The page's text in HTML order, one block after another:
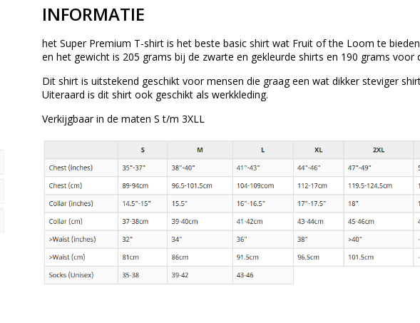
INFORMATIE
het Super Premium T-shirt is het beste basic shirt wat Fruit of the Loom te
en het gewicht is 205 grams bij de zwarte en gekleurde shirts en 190 grams
Dit shirt is uitstekend geschikt voor mensen die graag een wat dikker steviger
Uiteraard is dit shirt ook geschikt als werkkleding.
Verkijgbaar in de maten S t/m 3XLL